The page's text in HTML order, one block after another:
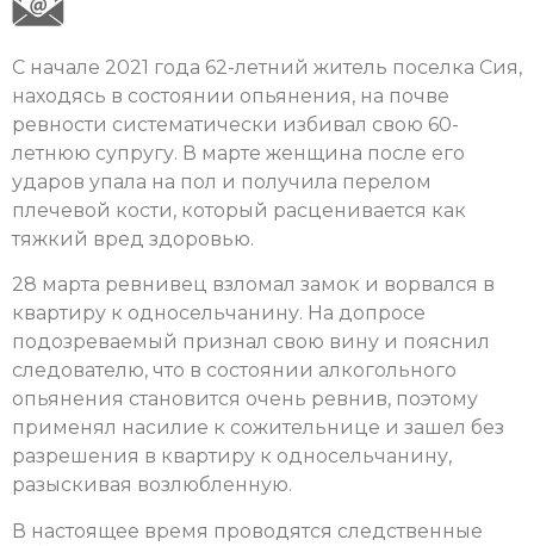
С начале 2021 года 62-летний житель поселка Сия,
находясь в состоянии опьянения, на почве
ревности систематически избивал свою 60-
летнюю супругу. В марте женщина после его
ударов упала на пол и получила перелом
плечевой кости, который расценивается как
тяжкий вред здоровью.
28 марта ревнивец взломал замок и ворвался в
квартиру к односельчанину. На допросе
подозреваемый признал свою вину и пояснил
следователю, что в состоянии алкогольного
опьянения становится очень ревнив, поэтому
применял насилие к сожительнице и зашел без
разрешения в квартиру к односельчанину,
разыскивая возлюбленную.
В настоящее время проводятся следственные